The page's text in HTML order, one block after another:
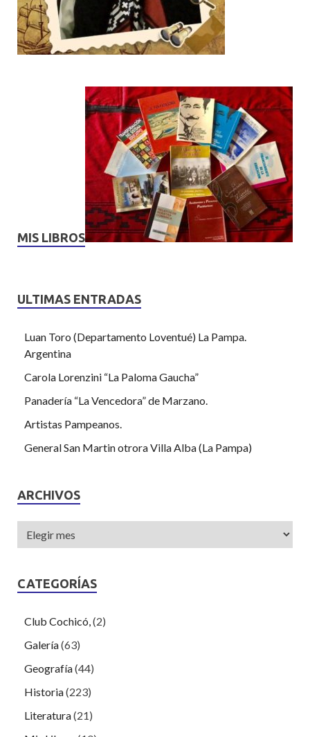
MIS LIBROS
ULTIMAS ENTRADAS
Luan Toro (Departamento Loventué) La Pampa.
Argentina
Carola Lorenzini “La Paloma Gaucha”
Panadería “La Vencedora” de Marzano.
Artistas Pampeanos.
General San Martin otrora Villa Alba (La Pampa)
ARCHIVOS
CATEGORÍAS
Club Cochicó, (2)
Galería(63)
Geografía(44)
Historia(223)
Literatura(21)